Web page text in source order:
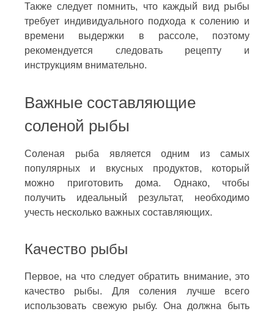
Также следует помнить, что каждый вид рыбы
требует индивидуального подхода к солению и
времени выдержки в рассоле, поэтому
рекомендуется следовать рецепту и
инструкциям внимательно.
Важные составляющие
соленой рыбы
Соленая рыба является одним из самых
популярных и вкусных продуктов, который
можно приготовить дома. Однако, чтобы
получить идеальный результат, необходимо
учесть несколько важных составляющих.
Качество рыбы
Первое, на что следует обратить внимание, это
качество рыбы. Для соления лучше всего
использовать свежую рыбу. Она должна быть